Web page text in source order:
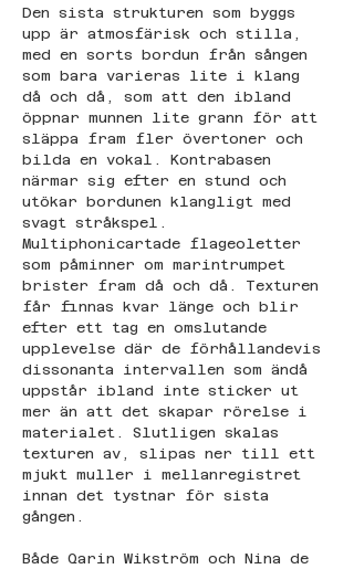
Den sista strukturen som byggs
upp är atmosfärisk och stilla,
med en sorts bordun från sången
som bara varieras lite i klang
då och då, som att den ibland
öppnar munnen lite grann för att
släppa fram fler övertoner och
bilda en vokal. Kontrabasen
närmar sig efter en stund och
utökar bordunen klangligt med
svagt stråkspel.
Multiphonicartade flageoletter
som påminner om marintrumpet
brister fram då och då. Texturen
får finnas kvar länge och blir
efter ett tag en omslutande
upplevelse där de förhållandevis
dissonanta intervallen som ändå
uppstår ibland inte sticker ut
mer än att det skapar rörelse i
materialet. Slutligen skalas
texturen av, slipas ner till ett
mjukt muller i mellanregistret
innan det tystnar för sista
gången.
Både Qarin Wikström och Nina de